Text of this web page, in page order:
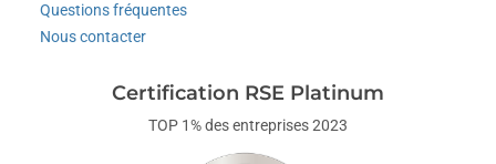
Questions fréquentes
Nous contacter
Certification RSE Platinum
TOP 1% des entreprises 2023